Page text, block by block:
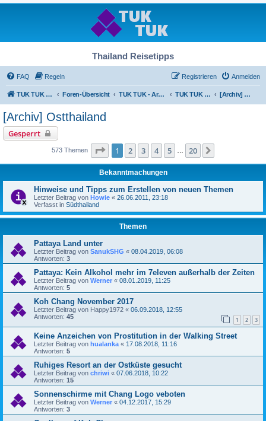
Thailand Reisetipps
FAQ Regeln Anmelden
Registrieren
TUK TUK Thailand Reisetipps Foren-Übersicht TUK TUK - Archiv TUK TUK - Archiv [Archiv] Ostthailand
[Archiv] Ostthailand
Gesperrt
573 Themen Seite 1von 20
1 2 3 4 5 20
Bekanntmachungen
Hinweise und Tipps zum Erstellen von neuen Themen
Letzter Beitrag von Howie « 26.06.2011, 23:18
Verfasst in Südthailand
Themen
Pattaya Land unter
Letzter Beitrag von SanukSHG « 08.04.2019, 06:08
Antworten: 3
Pattaya: Kein Alkohol mehr im 7eleven außerhalb der Zeiten
Letzter Beitrag von Werner « 08.01.2019, 11:25
Antworten: 5
Koh Chang November 2017
Letzter Beitrag von Happy1972 « 06.09.2018, 12:55
Antworten: 45 1 2 3
Keine Anzeichen von Prostitution in der Walking Street
Letzter Beitrag von hualanka « 17.08.2018, 11:16
Antworten: 5
Ruhiges Resort an der Ostküste gesucht
Letzter Beitrag von chriwi « 07.06.2018, 10:22
Antworten: 15
Sonnenschirme mit Chang Logo veboten
Letzter Beitrag von Werner « 04.12.2017, 15:29
Antworten: 3